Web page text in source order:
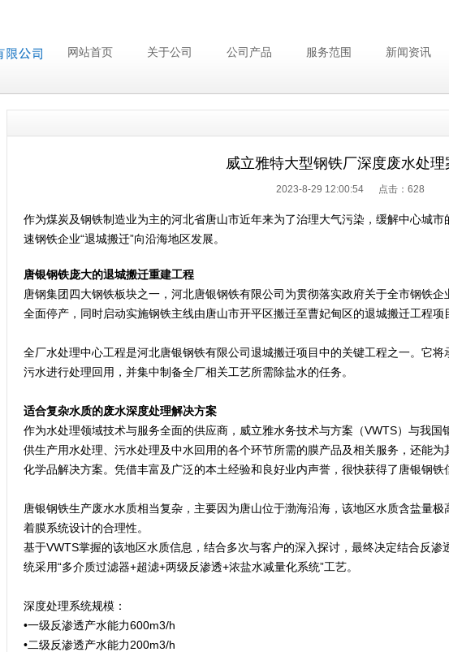
网站首页 关于公司 公司产品 服务范围 新闻资讯
威立雅特大型钢铁厂深度废水处理
2023-8-29 12:00:54 点击： 628
作为煤炭及钢铁制造业为主的河北省唐山市近年来为了治理大气污染，缓解中心城
速钢铁企业“退城搬迁”向沿海地区发展。
唐银钢铁庞大的退城搬迁重建工程
唐钢集团四大钢铁板块之一，河北唐银钢铁有限公司为贯彻落实政府关于全市钢铁
全面停产，同时启动实施钢铁主线由唐山市开平区搬迁至曹妃甸区的退城搬迁工程项
全厂水处理中心工程是河北唐银钢铁有限公司退城搬迁项目中的关键工程之一。它
污水进行处理回用，并集中制备全厂相关工艺所需除盐水的任务。
适合复杂水质的废水深度处理解决方案
作为水处理领域技术与服务全面的供应商，威立雅水务技术与方案（VWTS）与我
供生产用水处理、污水处理及中水回用的各个环节所需的膜产品及相关服务，还能
化学品解决方案。凭借丰富及广泛的本土经验和良好业内声誉，很快获得了唐银钢铁
唐银钢铁生产废水水质相当复杂，主要因为唐山位于渤海沿海，该地区水质含盐量
着膜系统设计的合理性。
基于VWTS掌握的该地区水质信息，结合多次与客户的深入探讨，最终决定结合反
统采用“多介质过滤器+超滤+两级反渗透+浓盐水减量化系统”工艺。
深度处理系统规模：
•一级反渗透产水能力600m3/h
•二级反渗透产水能力200m3/h